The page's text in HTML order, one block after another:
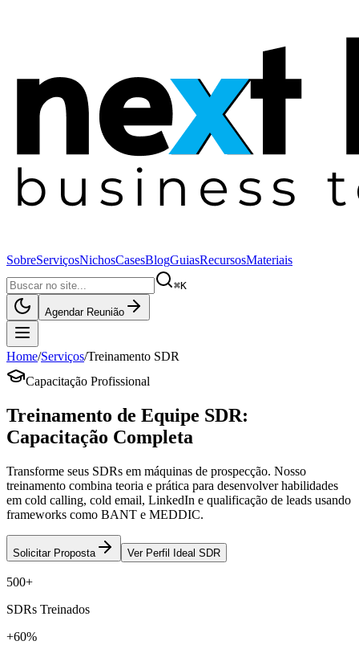
SobreServiçosNichosCasesBlogGuiasRecursosMateriais
⌘K
Agendar Reunião
Home/Serviços/Treinamento SDR
Capacitação Profissional
Treinamento de Equipe SDR:
Capacitação Completa
Transforme seus SDRs em máquinas de prospecção. Nosso
treinamento combina teoria e prática para desenvolver habilidades
em cold calling, cold email, LinkedIn e qualificação de leads usando
frameworks como BANT e MEDDIC.
Solicitar Proposta Ver Perfil Ideal SDR
500+
SDRs Treinados
+60%